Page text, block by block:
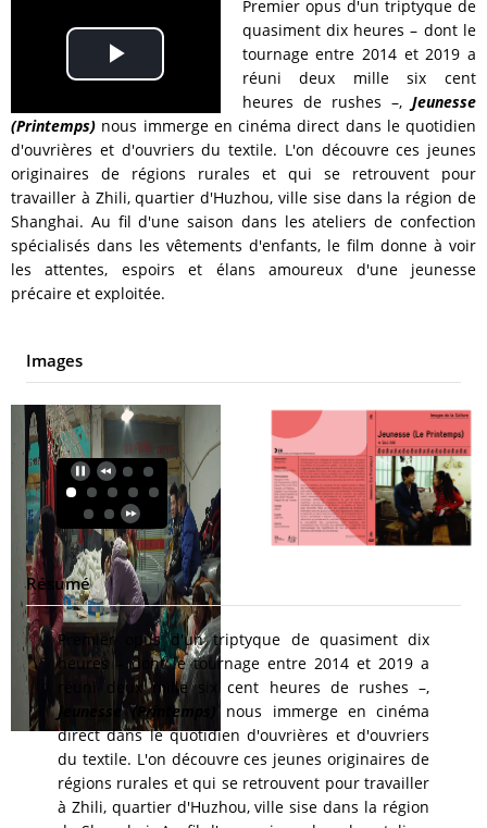
Play
Video
Premier opus d'un triptyque de
quasiment dix heures – dont le
tournage entre 2014 et 2019 a
réuni deux mille six cent
heures de rushes –, Jeunesse
(Printemps) nous immerge en cinéma direct dans le quotidien
d'ouvrières et d'ouvriers du textile. L'on découvre ces jeunes
originaires de régions rurales et qui se retrouvent pour
travailler à Zhili, quartier d'Huzhou, ville sise dans la région de
Shanghai. Au fil d'une saison dans les ateliers de confection
spécialisés dans les vêtements d'enfants, le film donne à voir
les attentes, espoirs et élans amoureux d'une jeunesse
précaire et exploitée.
Images
Résumé
Premier opus d'un triptyque de quasiment dix
heures – dont le tournage entre 2014 et 2019 a
réuni deux mille six cent heures de rushes –,
Jeunesse (Printemps)
nous immerge en cinéma
direct dans le quotidien d'ouvrières et d'ouvriers
du textile. L'on découvre ces jeunes originaires de
régions rurales et qui se retrouvent pour travailler
à Zhili, quartier d'Huzhou, ville sise dans la région